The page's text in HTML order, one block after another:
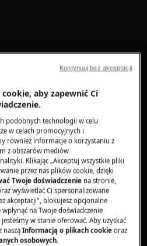
jeśli wykonujesz prace
związane z
ZADŁAWIENIA
przeznaczone dla dzieci
wszystkie małe
zasięgiem dzieci.
aby zapewnić Ci
podobnych technologii w celu
w celach promocyjnych i
również informacje o korzystaniu z
z obszarów mediów
Klikając „Akceptuj wszystkie pliki
przez nas plików cookie, dzięki
Twoje doświadczenie na stronie,
wyświetlać Ci spersonalizowane
akceptacji", blokujesz opcjonalne
na Twoje doświadczenie
w stanie oferować. Aby uzyskać
nasząInformacją o plikach cookie oraz
osobowych.
Kontynuuj bez akceptacji